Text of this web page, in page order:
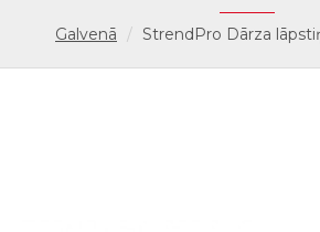
Galvenā StrendPro Dārza